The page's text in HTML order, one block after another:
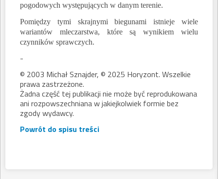
pogodowych występujących w danym terenie.
Pomiędzy tymi skrajnymi biegunami istnieje wiele
wariantów mleczarstwa, które są wynikiem wielu
czynników sprawczych.
-
© 2003 Michał Sznajder, © 2025 Horyzont. Wszelkie
prawa zastrzeżone.
Żadna część tej publikacji nie może być reprodukowana
ani rozpowszechniana w jakiejkolwiek formie bez
zgody wydawcy.
Powrót do spisu treści